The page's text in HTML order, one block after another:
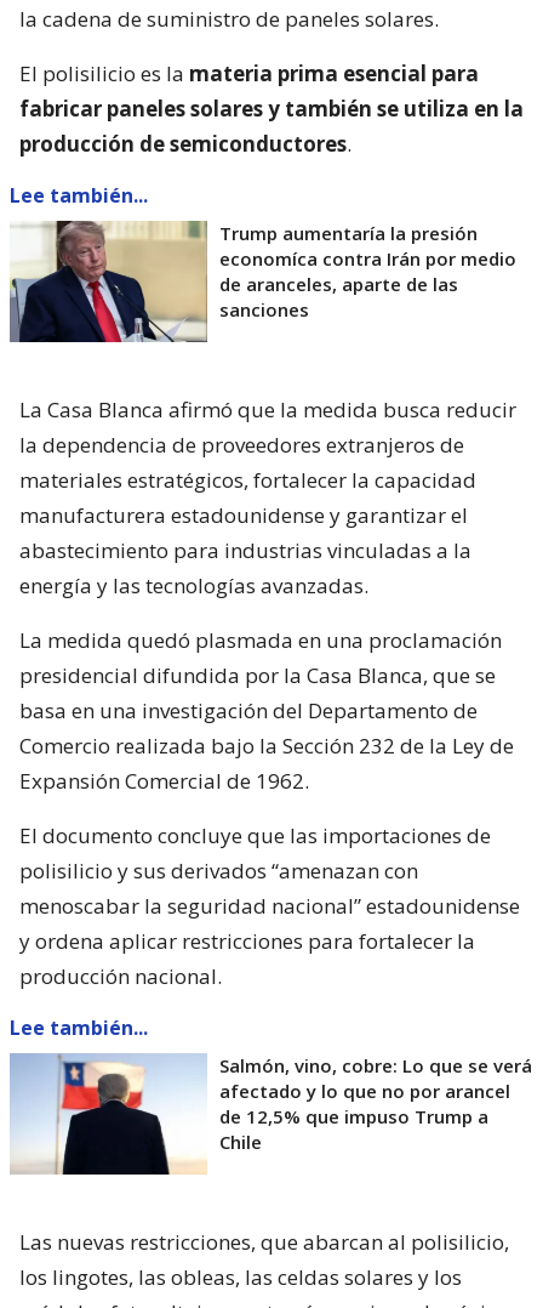
la cadena de suministro de paneles solares.
El polisilicio es la materia prima esencial para
fabricar paneles solares y también se utiliza en la
producción de semiconductores.
Lee también...
Trump aumentaría la presión
economíca contra Irán por medio
de aranceles, aparte de las
sanciones
La Casa Blanca afirmó que la medida busca reducir
la dependencia de proveedores extranjeros de
materiales estratégicos, fortalecer la capacidad
manufacturera estadounidense y garantizar el
abastecimiento para industrias vinculadas a la
energía y las tecnologías avanzadas.
La medida quedó plasmada en una proclamación
presidencial difundida por la Casa Blanca, que se
basa en una investigación del Departamento de
Comercio realizada bajo la Sección 232 de la Ley de
Expansión Comercial de 1962.
El documento concluye que las importaciones de
polisilicio y sus derivados “amenazan con
menoscabar la seguridad nacional” estadounidense
y ordena aplicar restricciones para fortalecer la
producción nacional.
Lee también...
Salmón, vino, cobre: Lo que se verá
afectado y lo que no por arancel
de 12,5% que impuso Trump a
Chile
Las nuevas restricciones, que abarcan al polisilicio,
los lingotes, las obleas, las celdas solares y los